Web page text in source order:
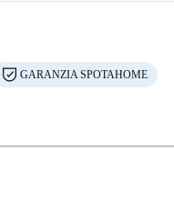
GARANZIA SPOTAHOME